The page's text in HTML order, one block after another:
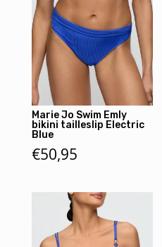
Marie Jo Swim Emly
bikini tailleslip Electric
Blue
€50,95